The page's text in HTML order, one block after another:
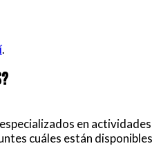
.
en
cuáles están